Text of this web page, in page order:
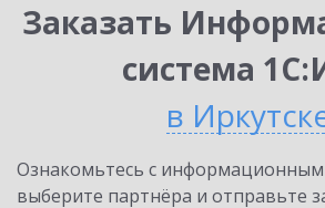
Заказать
система
в
Ознакомьтесь с
выберите партнёра и отправьте